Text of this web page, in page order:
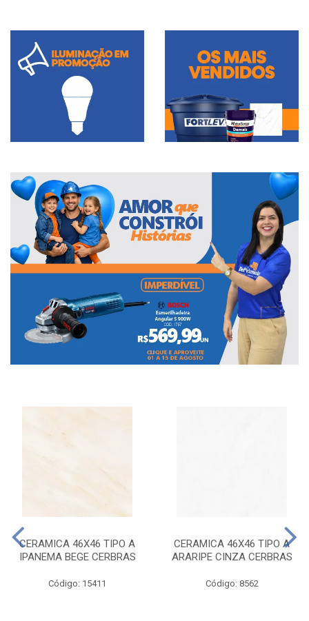
CERAMICA 46X46 TIPO A
IPANEMA BEGE CERBRAS
Código: 15411
CERAMICA 46X46 TIPO A
ARARIPE CINZA CERBRAS
Código: 8562